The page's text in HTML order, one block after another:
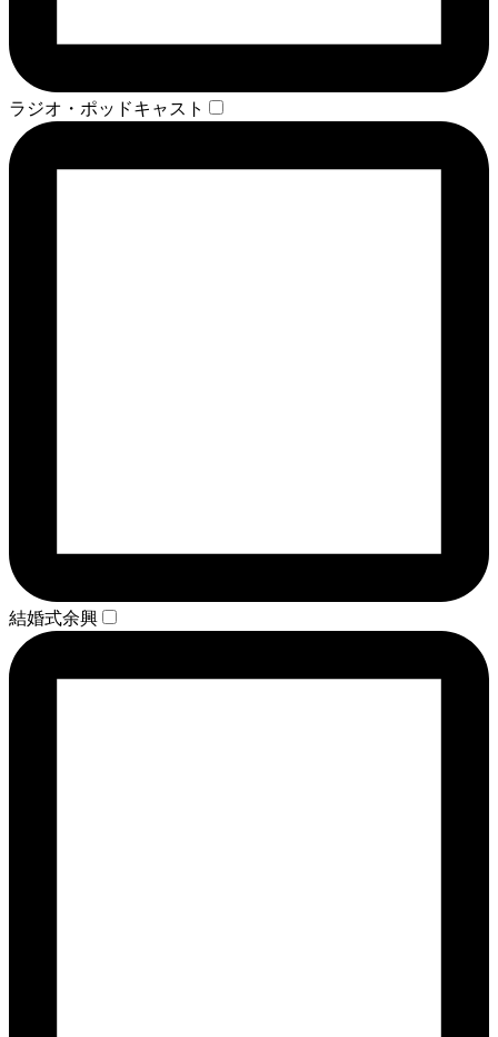
ラジオ・ポッドキャスト
結婚式余興